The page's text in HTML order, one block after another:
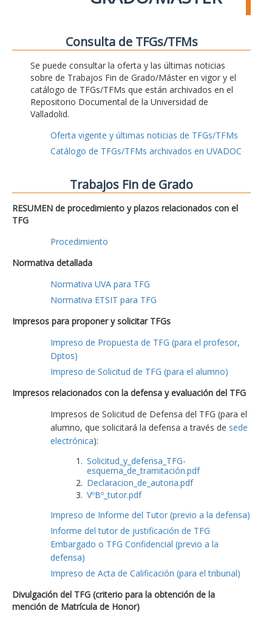
Consulta de TFGs/TFMs
Se puede consultar la oferta y las últimas noticias
sobre de Trabajos Fin de Grado/Máster en vigor y el
catálogo de TFGs/TFMs que están archivados en el
Repositorio Documental de la Universidad de
Valladolid.
Oferta vigente y últimas noticias de TFGs/TFMs
Catálogo de TFGs/TFMs archivados en UVADOC
Trabajos Fin de Grado
RESUMEN de procedimiento y plazos relacionados con el
TFG
Procedimiento
Normativa detallada
Normativa UVA para TFG
Normativa ETSIT para TFG
Impresos para proponer y solicitar TFGs
Impreso de Propuesta de TFG (para el profesor,
Dptos)
Impreso de Solicitud de TFG (para el alumno)
Impresos relacionados con la defensa y evaluación del TFG
Impresos de Solicitud de Defensa del TFG (para el
alumno, que solicitará la defensa a través de sede
electrónica):
Solicitud_y_defensa_TFG-
esquema_de_tramitación.pdf
Declaracion_de_autoria.pdf
VºBº_tutor.pdf
Impreso de Informe del Tutor (previo a la defensa)
Informe del tutor de justificación de TFG
Embargado o TFG Confidencial (previo a la
defensa)
Impreso de Acta de Calificación (para el tribunal)
Divulgación del TFG (criterio para la obtención de la
mención de Matrícula de Honor)